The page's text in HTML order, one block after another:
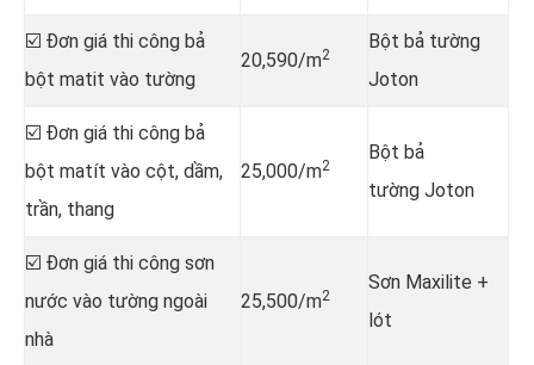
☑️ Đơn giá thi công bả
bột matit vào tường
20,590/m2
Bột bả tường
Joton
☑️ Đơn giá thi công bả
bột matít vào cột, dầm,
trần, thang
25,000/m2
Bột bả
tường Joton
☑️ Đơn giá thi công sơn
nước vào tường ngoài
nhà
25,500/m2
Sơn Maxilite +
lót